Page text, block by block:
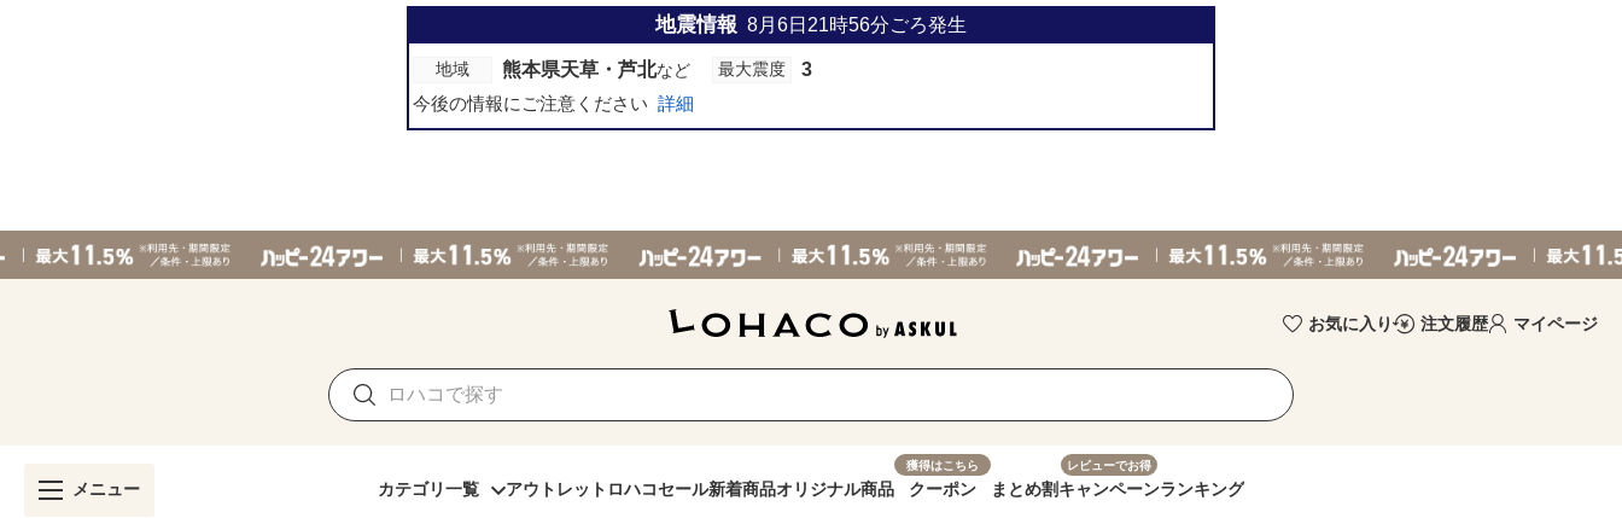
地震情報 8月6日21時56分ごろ発生
地域 熊本県天草・芦北など 最大震度
3
今後の情報にご注意ください 詳細
お気に入り 注文履歴 マイページ
メニュー カテゴリ一覧 アウトレット ロハコセール新着商品オリジナル商品
獲得はこちら
クーポン まとめ割
レビューでお得
キャンペーンランキング